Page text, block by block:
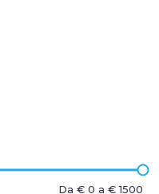
Da € 0 a €1500